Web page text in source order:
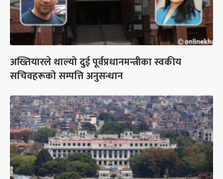
अख्तियारले थाल्यो दुई पूर्वप्रधानमन्त्रीका स्वकीय
सचिवहरूको सम्पत्ति अनुसन्धान